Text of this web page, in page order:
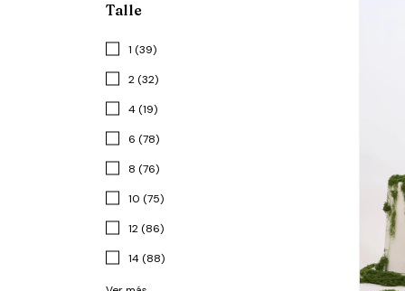
Talle
1 (39)
2 (32)
4 (19)
6 (78)
8 (76)
10 (75)
12 (86)
14 (88)